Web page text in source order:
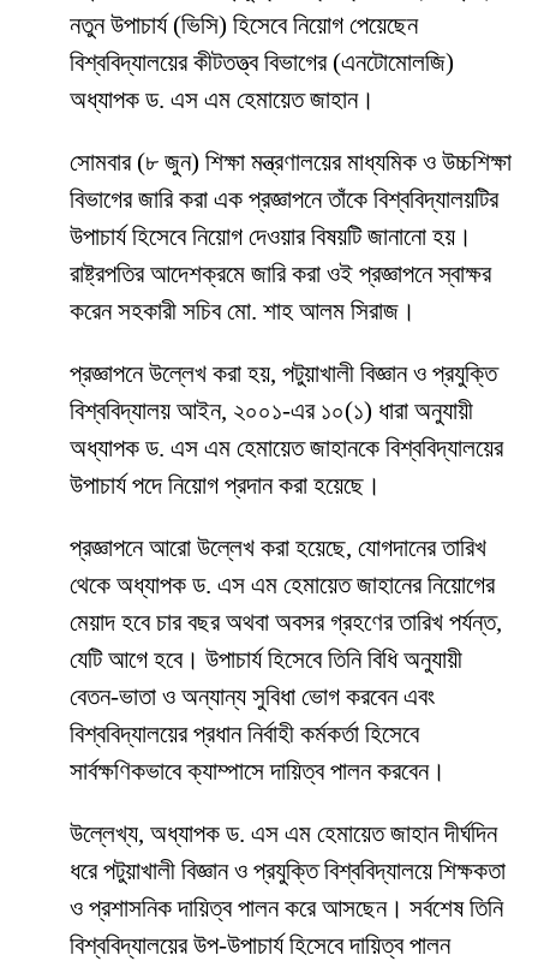
নতুন উপাচার্য (ভিসি) হিসেবে নিয়োগ পেয়েছেন
বিশ্ববিদ্যালয়ের কীটতত্ত্ব বিভাগের (এনটোমোলজি)
অধ্যাপক ড. এস এম হেমায়েত জাহান।
সোমবার (৮ জুন) শিক্ষা মন্ত্রণালয়ের মাধ্যমিক ও উচ্চশিক্ষা
বিভাগের জারি করা এক প্রজ্ঞাপনে তাঁকে বিশ্ববিদ্যালয়টির
উপাচার্য হিসেবে নিয়োগ দেওয়ার বিষয়টি জানানো হয়।
রাষ্ট্রপতির আদেশক্রমে জারি করা ওই প্রজ্ঞাপনে স্বাক্ষর
করেন সহকারী সচিব মো. শাহ আলম সিরাজ।
প্রজ্ঞাপনে উল্লেখ করা হয়, পটুয়াখালী বিজ্ঞান ও প্রযুক্তি
বিশ্ববিদ্যালয় আইন, ২০০১-এর ১০(১) ধারা অনুযায়ী
অধ্যাপক ড. এস এম হেমায়েত জাহানকে বিশ্ববিদ্যালয়ের
উপাচার্য পদে নিয়োগ প্রদান করা হয়েছে।
প্রজ্ঞাপনে আরো উল্লেখ করা হয়েছে, যোগদানের তারিখ
থেকে অধ্যাপক ড. এস এম হেমায়েত জাহানের নিয়োগের
মেয়াদ হবে চার বছর অথবা অবসর গ্রহণের তারিখ পর্যন্ত,
যেটি আগে হবে। উপাচার্য হিসেবে তিনি বিধি অনুযায়ী
বেতন-ভাতা ও অন্যান্য সুবিধা ভোগ করবেন এবং
বিশ্ববিদ্যালয়ের প্রধান নির্বাহী কর্মকর্তা হিসেবে
সার্বক্ষণিকভাবে ক্যাম্পাসে দায়িত্ব পালন করবেন।
উল্লেখ্য, অধ্যাপক ড. এস এম হেমায়েত জাহান দীর্ঘদিন
ধরে পটুয়াখালী বিজ্ঞান ও প্রযুক্তি বিশ্ববিদ্যালয়ে শিক্ষকতা
ও প্রশাসনিক দায়িত্ব পালন করে আসছেন। সর্বশেষ তিনি
বিশ্ববিদ্যালয়ের উপ-উপাচার্য হিসেবে দায়িত্ব পালন